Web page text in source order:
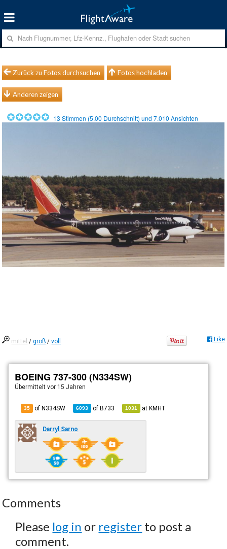
Zurück zu Fotos durchsuchen Fotos hochladen
Anderen zeigen
13 Stimmen (5.00 Durchschnitt) und7.010 Ansichten
mittel /groß /voll Like
BOEING 737-300 (N334SW)
Übermitteltvor 15 Jahren
35 of N334SW 6093 ofB733 1031 atKMHT
Darryl Sarno
Comments
Please log in or register to post a
comment.